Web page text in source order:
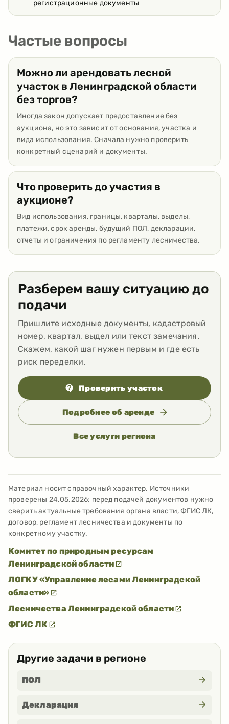
регистрационные документы
Частые вопросы
Можно ли арендовать лесной
участок в Ленинградской области
без торгов?
Иногда закон допускает предоставление без
аукциона, но это зависит от основания, участка и
вида использования. Сначала нужно проверить
конкретный сценарий и документы.
Что проверить до участия в
аукционе?
Вид использования, границы, кварталы, выделы,
платежи, срок аренды, будущий ПОЛ, декларации,
отчеты и ограничения по регламенту лесничества.
Разберем вашу ситуацию до
подачи
Пришлите исходные документы, кадастровый
номер, квартал, выдел или текст замечания.
Скажем, какой шаг нужен первым и где есть
риск переделки.
Проверить участок
Подробнее об аренде
Все услуги региона
Материал носит справочный характер. Источники
проверены 24.05.2026; перед подачей документов нужно
сверить актуальные требования органа власти, ФГИС ЛК,
договор, регламент лесничества и документы по
конкретному участку.
Комитет по природным ресурсам
Ленинградской области
ЛОГКУ «Управление лесами Ленинградской
области»
Лесничества Ленинградской области
ФГИС ЛК
Другие задачи в регионе
ПОЛ
Декларация